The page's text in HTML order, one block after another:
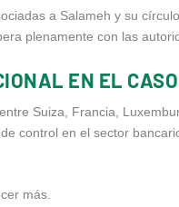
a Salameh y su
plenamente con las
EN EL
Suiza, Francia,
control en el sector
más.